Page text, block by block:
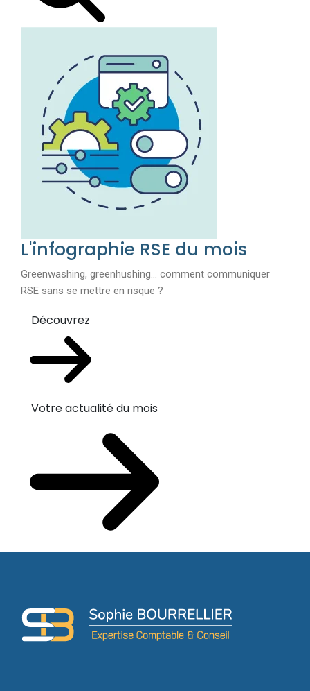
L'infographie RSE du mois
Greenwashing, greenhushing… comment communiquer
RSE sans se mettre en risque ?
Découvrez
Votre actualité du mois